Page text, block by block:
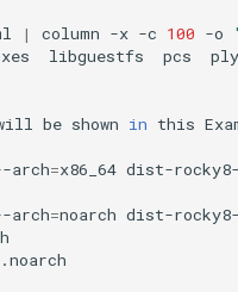
| column -x -c 100 -o
libguestfs pcs
be shown in this
arch=x86_64 dist-rocky8-
arch=noarch dist-rocky8-